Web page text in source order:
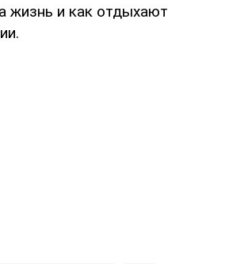
жизнь и как отдыхают